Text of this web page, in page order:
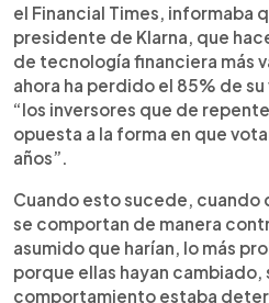
el Financial Times, informaba
presidente de Klarna, que
de tecnología financiera más
ahora ha perdido el 85% de
“los inversores que de
opuesta a la forma en que
años”.
Cuando esto sucede, cuando
se comportan de manera
asumido que harían, lo más
porque ellas hayan cambiado,
comportamiento estaba